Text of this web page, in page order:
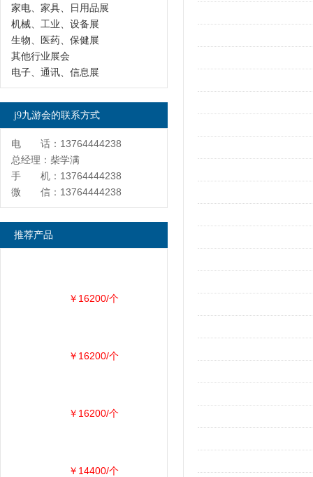
家电、家具、日用品展
机械、工业、设备展
生物、医药、保健展
其他行业展会
电子、通讯、信息展
j9九游会的联系方式
电 话：13764444238
总经理：柴学满
手 机：13764444238
微 信：13764444238
推荐产品
￥16200/个
￥16200/个
￥16200/个
￥14400/个